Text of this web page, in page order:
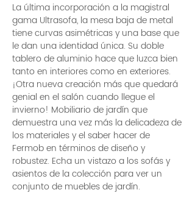
La última incorporación a la magistral
gama Ultrasofa, la mesa baja de metal
tiene curvas asimétricas y una base que
le dan una identidad única. Su doble
tablero de aluminio hace que luzca bien
tanto en interiores como en exteriores.
¡Otra nueva creación más que quedará
genial en el salón cuando llegue el
invierno! Mobiliario de jardín que
demuestra una vez más la delicadeza de
los materiales y el saber hacer de
Fermob en términos de diseño y
robustez. Echa un vistazo a los sofás y
asientos de la colección para ver un
conjunto de muebles de jardín.